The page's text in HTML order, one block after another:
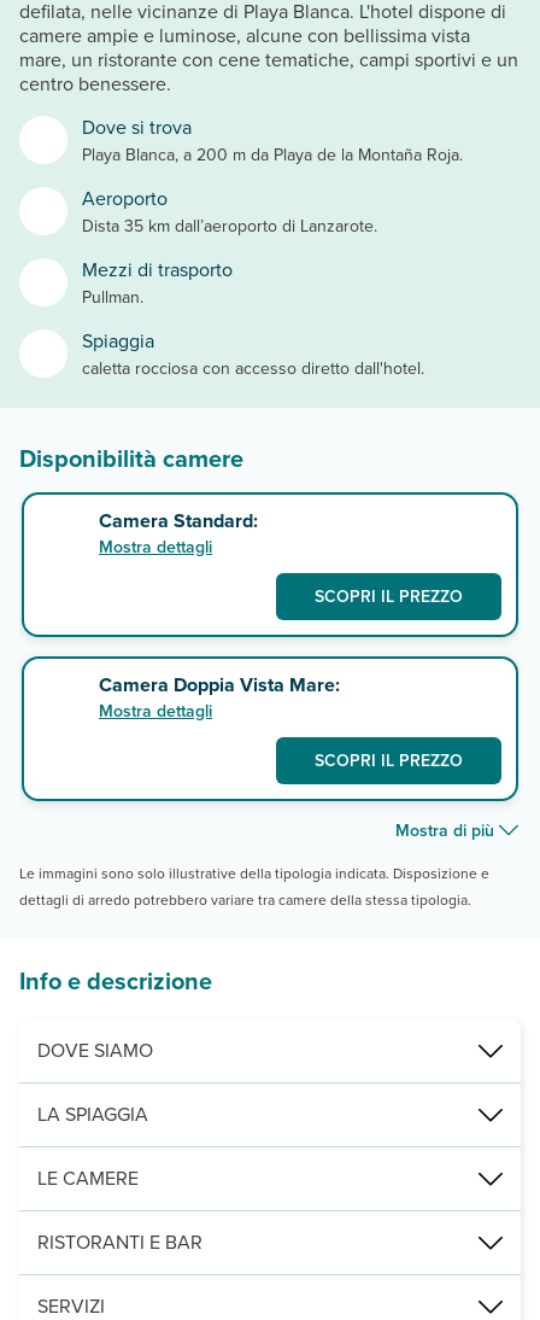
Dove si trova
Playa Blanca, a 200 m da Playa de la Montaña Roja.
Aeroporto
Dista 35 km dall’aeroporto di Lanzarote.
Mezzi di trasporto
Pullman.
Spiaggia
caletta rocciosa con accesso diretto dall'hotel.
defilata, nelle vicinanze di Playa Blanca. L'hotel dispone di
camere ampie e luminose, alcune con bellissima vista
mare, un ristorante con cene tematiche, campi sportivi e un
centro benessere.
Disponibilità camere
Camera Standard:
Mostra dettagli
SCOPRI IL PREZZO
Camera Doppia Vista Mare:
Mostra dettagli
SCOPRI IL PREZZO
Mostra di più
Le immagini sono solo illustrative della tipologia indicata. Disposizione e
dettagli di arredo potrebbero variare tra camere della stessa tipologia.
Info e descrizione
DOVE SIAMO
Playa Blanca, a 200 m da Playa de la Montaña Roja, a circa 4
LA SPIAGGIA
caletta rocciosa con accesso diretto dall'hotel. A 200 m,
LE CAMERE
215 camere, distribuite in 5 edifici di 3 piani, tutte con terrazza,
RISTORANTI E BAR
1 ristorante principale con servizio a buffet e cene a temae 1
SERVIZI